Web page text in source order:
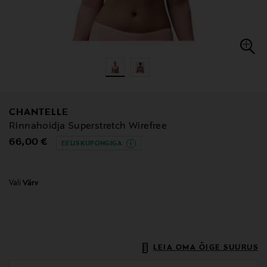
CHANTELLE
Rinnahoidja Superstretch Wirefree
Original Price
66,00 € EELIS KUPONGIGA
Vali Värv
LEIA OMA ÕIGE SUURUS